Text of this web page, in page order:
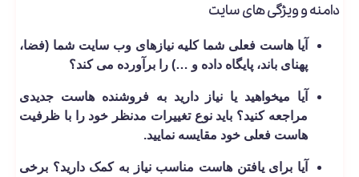
دامنه و ویژگی های سایت
آیا هاست فعلی شما کلیه نیازهای وب سایت شما (فضا،
پهنای باند، پایگاه داده و …) را برآورده می­ کند؟
آیا می­خواهید یا نیاز دارید به فروشنده هاست جدیدی
مراجعه کنید؟ باید نوع تغییرات مدنظر خود را با ظرفیت
هاست فعلی خود مقایسه نمایید.
آیا برای یافتن هاست مناسب نیاز به کمک دارید؟ برخی